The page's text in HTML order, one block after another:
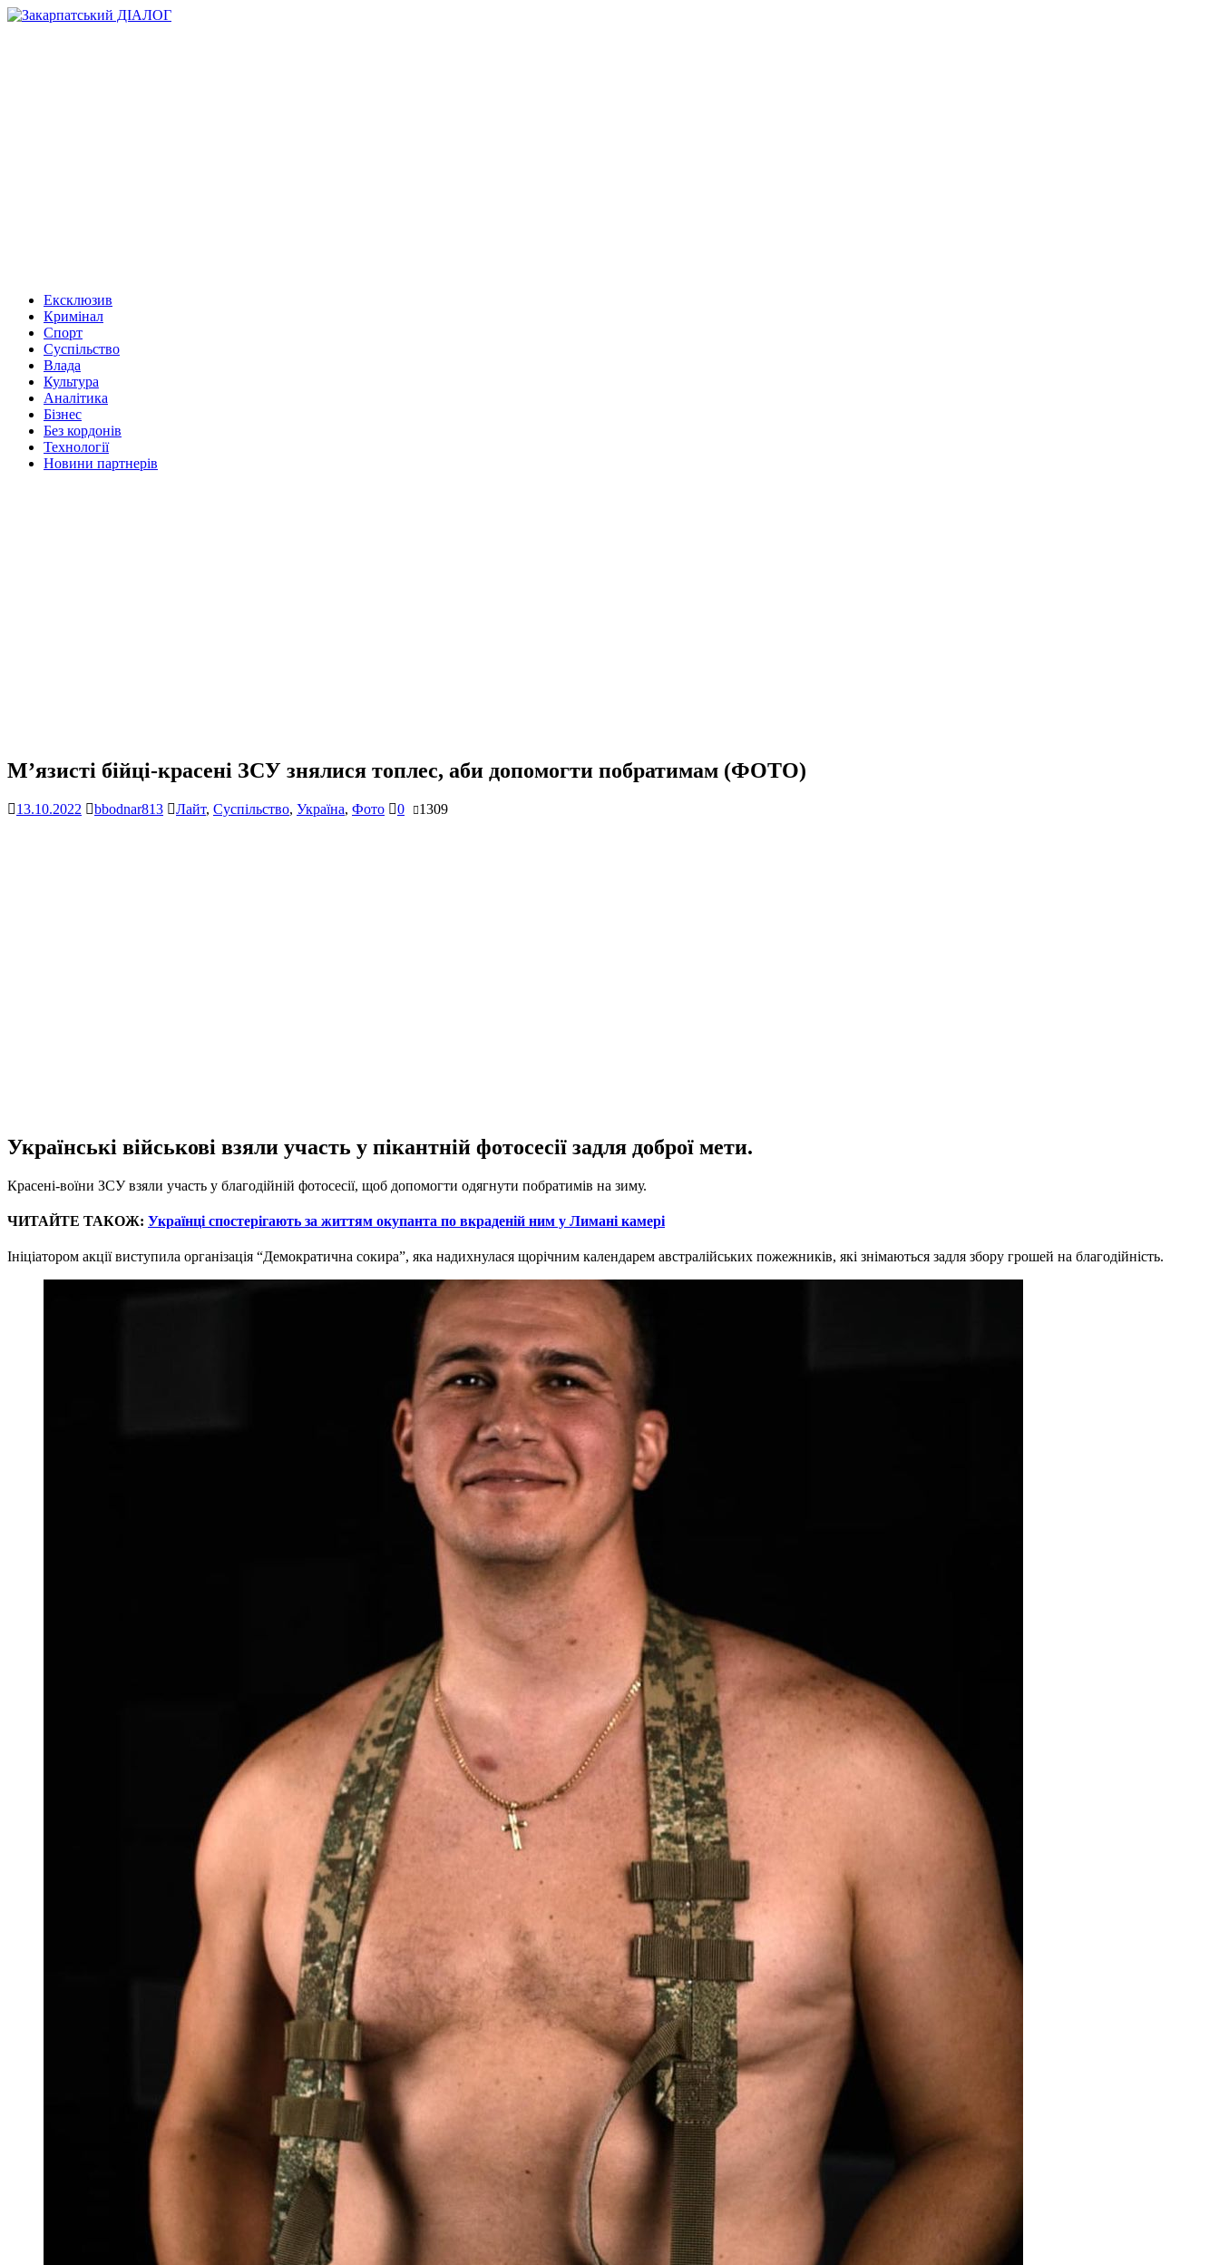
Ексклюзив
Кримінал
Спорт
Суспільство
Влада
Культура
Аналітика
Бізнес
Без кордонів
Технології
Новини партнерів
М’язисті бійці-красені ЗСУ знялися топлес, аби допомогти побратимам (ФОТО)
13.10.2022 bbodnar813 Лайт, Суспільство, Україна, Фото 0 1309
Українські військові взяли участь у пікантній фотосесії задля доброї мети.
Красені-воїни ЗСУ взяли участь у благодійній фотосесії, щоб допомогти одягнути побратимів на зиму.
ЧИТАЙТЕ ТАКОЖ: Українці спостерігають за життям окупанта по вкраденій ним у Лимані камері
Ініціатором акції виступила організація “Демократична сокира”, яка надихнулася щорічним календарем австралійських пожежників, які знімаються задля збору грошей на благодійність.